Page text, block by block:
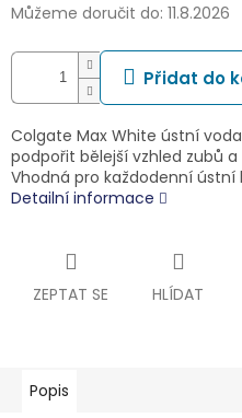
Můžeme doručit do: 11.8.2026
Přidat do
Colgate Max White ústní
podpořit bělejší vzhled zubů
Vhodná pro každodenní ústní
Detailní informace
ZEPTAT SE HLÍDAT
Popis